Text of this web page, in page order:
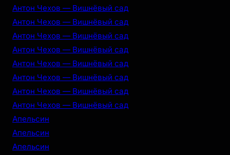
Антон Чехов — Вишнёвый сад
Антон Чехов — Вишнёвый сад
Антон Чехов — Вишнёвый сад
Антон Чехов — Вишнёвый сад
Антон Чехов — Вишнёвый сад
Антон Чехов — Вишнёвый сад
Антон Чехов — Вишнёвый сад
Антон Чехов — Вишнёвый сад
Апельсин
Апельсин
Апельсин